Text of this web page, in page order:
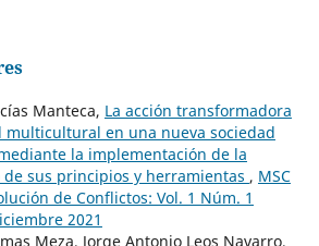
Manteca, La acción transformadora
multicultural en una nueva sociedad
la implementación de la
sus principios y herramientas , MSC
de Conflictos: Vol. 1 Núm. 1
2021
Meza, Jorge Antonio Leos Navarro,